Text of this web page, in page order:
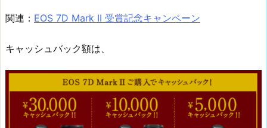
関連： EOS 7D Mark II 受賞記念キャンペーン
キャッシュバック額は、